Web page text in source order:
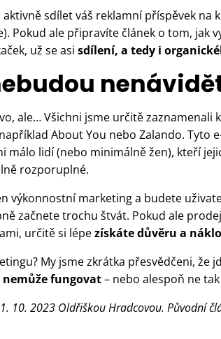
sdílet váš reklamní příspěvek na
Pokud ale připravíte článek o tom, jak
už se asi sdílení, a tedy i
ale… Všichni jsme určitě zaznamenali
About You nebo Zalando. Tyto
málo lidí (nebo minimálně žen), kteří
rozporuplné.
výkonnostní marketing a budete
začnete trochu štvát. Pokud ale
určitě si lépezískáte důvěru a
My jsme zkrátka přesvědčeni, že
nemůže fungovat– nebo alespoň ne
10. 2023 Oldřiškou Hradcovou. Původní